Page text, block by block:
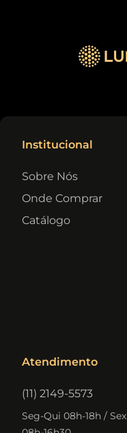
Institucional
Sobre Nós
Onde Comprar
Catálogo
Atendimento
(11) 2149-5573
Seg-Qui 08h-18h / Sex